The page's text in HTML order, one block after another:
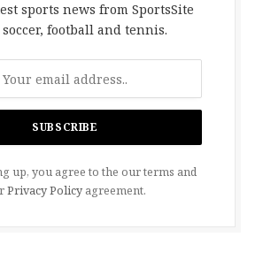
sports news from SportsSite
football and tennis.
up, you agree to the our terms and
Privacy Policyagreement.